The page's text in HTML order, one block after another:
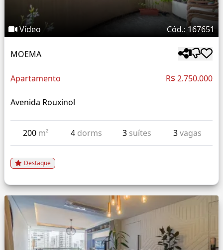
Vídeo Cód.: 167651
MOEMA
Apartamento R$ 2.750.000
Avenida Rouxinol
200 m² 4 dorms 3 suítes 3vagas
Destaque